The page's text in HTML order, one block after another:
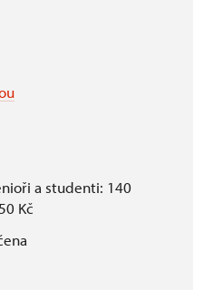
a studenti: 140
Kč